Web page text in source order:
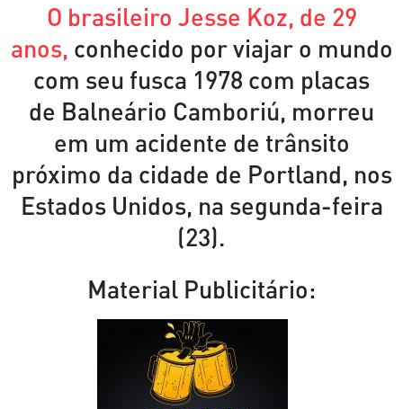
O brasileiro Jesse Koz, de 29
anos, conhecido por viajar o mundo
com seu fusca 1978 com placas
de Balneário Camboriú, morreu
em um acidente de trânsito
próximo da cidade de Portland, nos
Estados Unidos, na segunda-feira
(23).
Material Publicitário: